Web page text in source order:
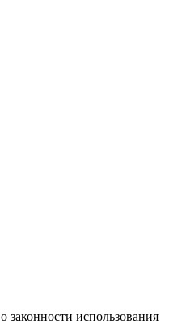
законности использования